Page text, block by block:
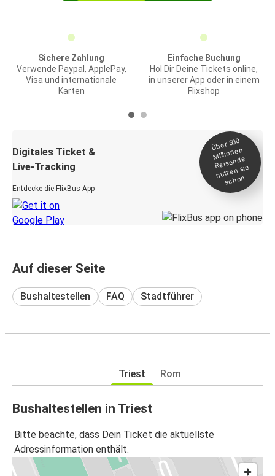
Sichere Zahlung
Verwende Paypal, ApplePay,
Visa und internationale
Karten
Einfache Buchung
Hol Dir Deine Tickets online,
in unserer App oder in einem
Flixshop
Digitales Ticket &
Live-Tracking
Entdecke die FlixBus App
Über 500
Millionen
Reisende
nutzen sie
schon
Auf dieser Seite
Bushaltestellen FAQ Stadtführer
Triest Rom
Bushaltestellen in Triest
Bitte beachte, dass Dein Ticket die aktuellste
Adressinformation enthält.